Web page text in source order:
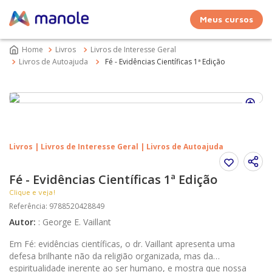
Meus cursos
Livros
Livros de Interesse Geral
Livros de Autoajuda
Fé - Evidências Científicas 1ª Edição
Livros | Livros de Interesse Geral | Livros de Autoajuda
Fé - Evidências Científicas 1ª Edição
Clique e veja!
Referência: 9788520428849
Autor: : George E. Vaillant
Em Fé: evidências científicas, o dr. Vaillant apresenta uma
defesa brilhante não da religião organizada, mas da
espiritualidade inerente ao ser humano, e mostra que nossa